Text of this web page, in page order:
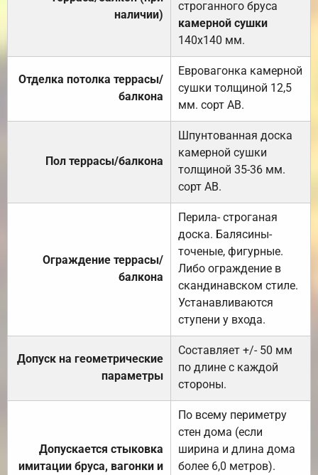
наличии)
строганного бруса
камерной сушки
140х140 мм.
Отделка потолка террасы/
балкона
Евровагонка камерной
сушки толщиной 12,5
мм. сорт АВ.
Пол террасы/балкона
Шпунтованная доска
камерной сушки
толщиной 35-36 мм.
сорт АВ.
Ограждение террасы/
балкона
Перила- строганая
доска. Балясины-
точеные, фигурные.
Либо ограждение в
скандинавском стиле.
Устанавливаются
ступени у входа.
Допуск на геометрические
параметры
Составляет +/- 50 мм
по длине с каждой
стороны.
Допускается стыковка
имитации бруса, вагонки и
По всему периметру
стен дома (если
ширина и длина дома
более 6,0 метров).